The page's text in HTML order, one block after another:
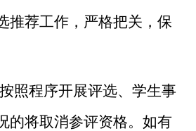
推荐工作，严格把关，保
照程序开展评选、学生事
的将取消参评资格。如有